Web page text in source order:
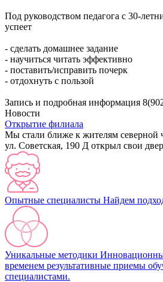
Под руководством педагога с 30-
успеет
- сделать домашнее задание
- научиться читать эффективно
- поставить/исправить почерк
- отдохнуть с пользой
Запись и подробная информация
Новости
Открытие филиала
Мы стали ближе к жителям северной
ул. Советская, 190 Д открыл свои
Опытные специалисты Найдем
Уникальные методики
временем результативные приемы
специалистами.